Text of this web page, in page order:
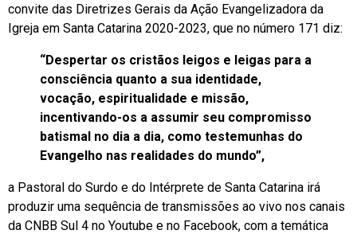
convite das Diretrizes Gerais da Ação Evangelizadora da
Igreja em Santa Catarina 2020-2023, que no número 171 diz:
“Despertar os cristãos leigos e leigas para a
consciência quanto a sua identidade,
vocação, espiritualidade e missão,
incentivando-os a assumir seu compromisso
batismal no dia a dia, como testemunhas do
Evangelho nas realidades do mundo”,
a Pastoral do Surdo e do Intérprete de Santa Catarina irá
produzir uma sequência de transmissões ao vivo nos canais
da CNBB Sul 4 no Youtube e no Facebook, com a temática